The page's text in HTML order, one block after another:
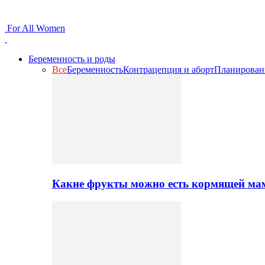
For All Women
Беременность и роды
ВсеБеременностьКонтрацепция и аборт
Какие фрукты можно есть кормящей